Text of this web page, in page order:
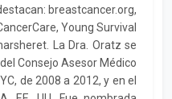
breastcancer.org,
Young Survival
La Dra. Oratz se
Consejo Asesor Médico
de 2008 a 2012, y en el